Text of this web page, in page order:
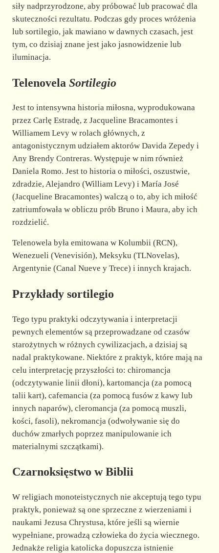
siły nadprzyrodzone, aby próbować lub pracować dla
skuteczności rezultatu. Podczas gdy proces wróżenia
lub sortilegio, jak mawiano w dawnych czasach, jest
tym, co dzisiaj znane jest jako jasnowidzenie lub
iluminacja.
Telenovela Sortilegio
Jest to intensywna historia miłosna, wyprodukowana
przez Carlę Estradę, z Jacqueline Bracamontes i
Williamem Levy w rolach głównych, z
antagonistycznym udziałem aktorów Davida Zepedy i
Any Brendy Contreras. Występuje w nim również
Daniela Romo. Jest to historia o miłości, oszustwie,
zdradzie, Alejandro (William Levy) i María José
(Jacqueline Bracamontes) walczą o to, aby ich miłość
zatriumfowała w obliczu prób Bruno i Maura, aby ich
rozdzielić.
Telenowela była emitowana w Kolumbii (RCN),
Wenezueli (Venevisión), Meksyku (TLNovelas),
Argentynie (Canal Nueve y Trece) i innych krajach.
Przykłady sortilegio
Tego typu praktyki odczytywania i interpretacji
pewnych elementów są przeprowadzane od czasów
starożytnych w różnych cywilizacjach, a dzisiaj są
nadal praktykowane. Niektóre z praktyk, które mają na
celu interpretację przyszłości to: chiromancja
(odczytywanie linii dłoni), kartomancja (za pomocą
talii kart), cafemancia (za pomocą fusów z kawy lub
innych naparów), cleromancja (za pomocą muszli,
kości, fasoli), nekromancja (odwoływanie się do
duchów zmarłych poprzez manipulowanie ich
materialnymi szczątkami).
Czarnoksięstwo w Biblii
W religiach monoteistycznych nie akceptują tego typu
praktyk, ponieważ są one sprzeczne z wierzeniami i
naukami Jezusa Chrystusa, które jeśli są wiernie
wypełniane, prowadzą człowieka do życia wiecznego.
Jednakże religia katolicka dopuszcza istnienie